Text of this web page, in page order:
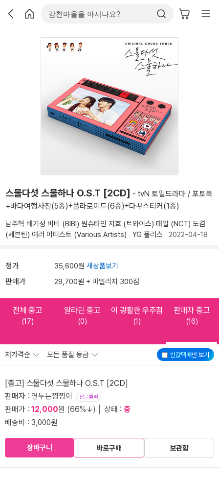
스물다섯 스물하나 O.S.T [2CD] - tvN 토일드라마 / 포토북
+바다여행사진(5종)+폴라로이드(6종)+다꾸스티커(1종)
남주혁 배기성 비비 (BIBI) 원슈타인 지효 (트와이스) 태일 (NCT) 도겸
(세븐틴) 여러 아티스트 (Various Artists) YG 플러스 2022-04-18
정가 35,600원 새상품보기
판매가 29,700원 + 마일리지 300점
전체 중고
(17)
알라딘 중고
(0)
이 광활한 우주점
(1)
판매자 중고
(16)
반값택배만 보기
저가격순 모든 품질 등급
[중고] 스물다섯 스물하나 O.S.T [2CD]
판매자 : 연두는찡찡이 전문셀러
판매가 : 12,000원 (66%↓) │ 상태 : 중
배송비 : 3,000원
장바구니 바로구매 보관함